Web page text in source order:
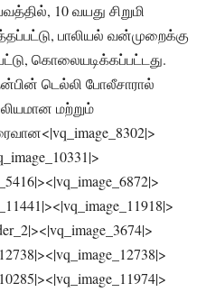
10 வயது சிறுமி
பாலியல் வன்முறைக்கு
கொலையடிக்கப்பட்டது.
டெல்லி போலீசாரால்
மற்றும்